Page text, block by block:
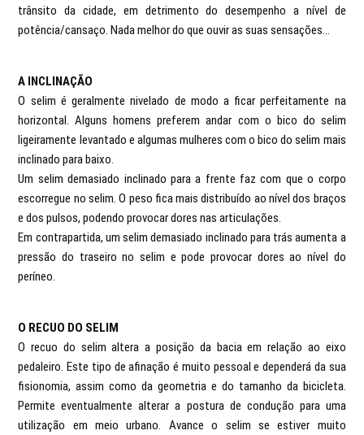
trânsito da cidade, em detrimento do desempenho a nível de
potência/cansaço. Nada melhor do que ouvir as suas sensações...
A INCLINAÇÃO
O selim é geralmente nivelado de modo a ficar perfeitamente na
horizontal. Alguns homens preferem andar com o bico do selim
ligeiramente levantado e algumas mulheres com o bico do selim mais
inclinado para baixo.
Um selim demasiado inclinado para a frente faz com que o corpo
escorregue no selim. O peso fica mais distribuído ao nível dos braços
e dos pulsos, podendo provocar dores nas articulações.
Em contrapartida, um selim demasiado inclinado para trás aumenta a
pressão do traseiro no selim e pode provocar dores ao nível do
períneo.
O RECUO DO SELIM
O recuo do selim altera a posição da bacia em relação ao eixo
pedaleiro. Este tipo de afinação é muito pessoal e dependerá da sua
fisionomia, assim como da geometria e do tamanho da bicicleta.
Permite eventualmente alterar a postura de condução para uma
utilização em meio urbano. Avance o selim se estiver muito